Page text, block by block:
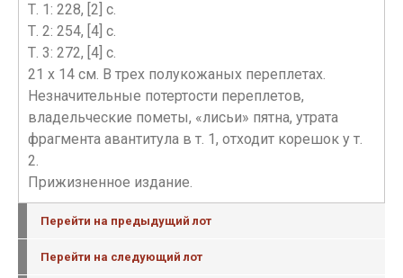
Т. 1: 228, [2] с.
Т. 2: 254, [4] c.
Т. 3: 272, [4] c.
21 х 14 см. В трех полукожаных переплетах.
Незначительные потертости переплетов,
владельческие пометы, «лисьи» пятна, утрата
фрагмента авантитула в т. 1, отходит корешок у т.
2.
Прижизненное издание.
Перейти на предыдущий лот
Перейти на следующий лот